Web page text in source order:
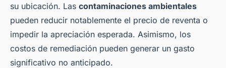
su ubicación. Las contaminaciones ambientales
pueden reducir notablemente el precio de reventa o
impedir la apreciación esperada. Asimismo, los
costos de remediación pueden generar un gasto
significativo no anticipado.